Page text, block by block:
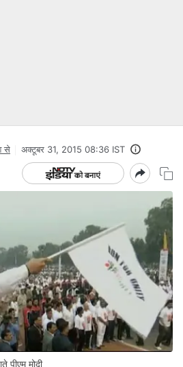
से अक्टूबर 31, 2015 08:36 IST
पीएम मोदी